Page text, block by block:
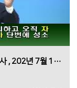
사용 설명서 [요 4장 23~4절, 여창섭 목사 , 202년 7월 12일 1부]